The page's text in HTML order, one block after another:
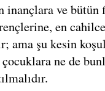
inançlara ve bütün
en
ama şu kesin
ne de